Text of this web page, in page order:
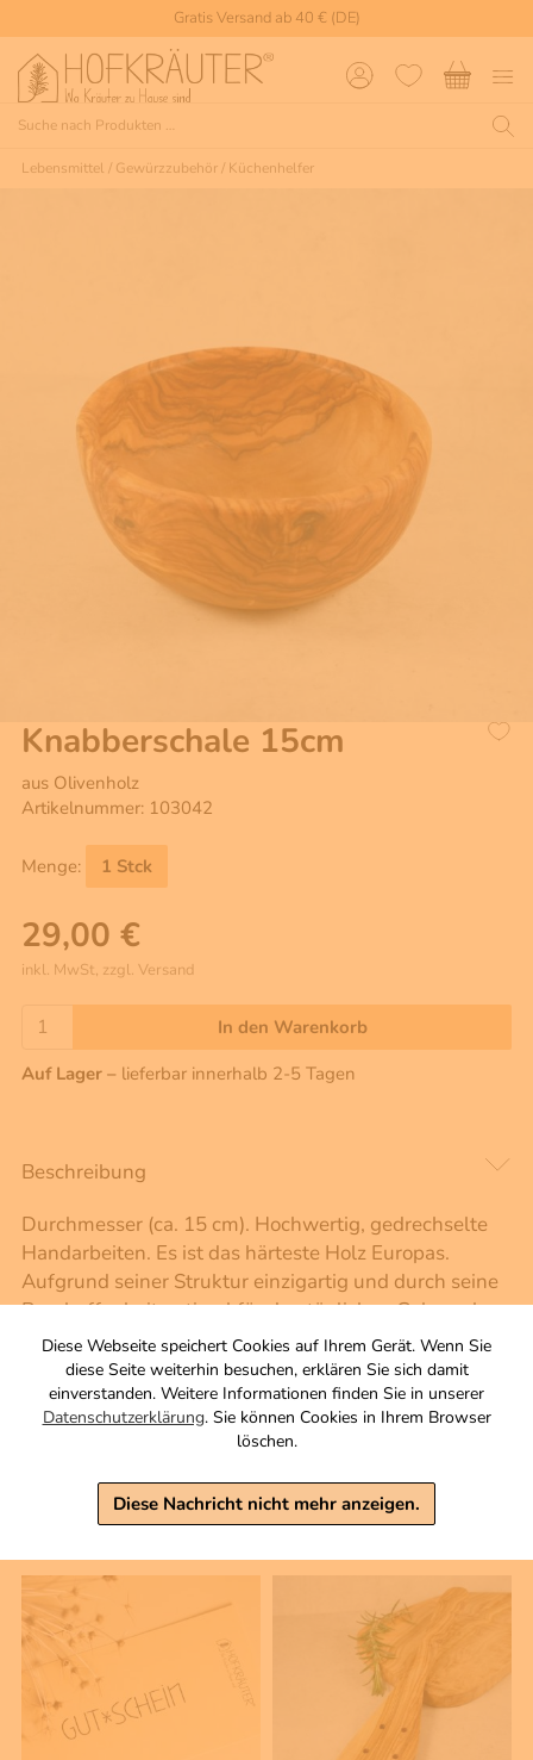
Diese Webseite speichert Cookies auf Ihrem Gerät. Wenn Sie
diese Seite weiterhin besuchen, erklären Sie sich damit
einverstanden. Weitere Informationen finden Sie in unserer
Datenschutzerklärung. Sie können Cookies in Ihrem Browser
löschen.
Diese Nachricht nicht mehr anzeigen.
Gratis Versand ab 40 € (DE)
Lebensmittel / Gewürzzubehör/ Küchenhelfer
Knabberschale 15cm
aus Olivenholz
Artikelnummer: 103042
Menge: 1 Stck
29,00 €
inkl. MwSt, zzgl. Versand
In den Warenkorb
Auf Lager – lieferbar innerhalb 2-5 Tagen
Beschreibung
Durchmesser (ca. 15 cm). Hochwertig, gedrechselte
Handarbeiten. Es ist das härteste Holz Europas.
Aufgrund seiner Struktur einzigartig und durch seine
Beschaffenheit optimal für den täglichen Gebrauch.
Interessantes und Wissenwertes
Wer diesen Artikel gekauft hat, kaufte
auch …